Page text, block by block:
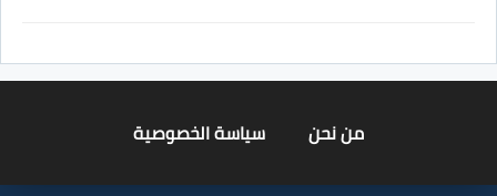
من نحن سياسة الخصوصية